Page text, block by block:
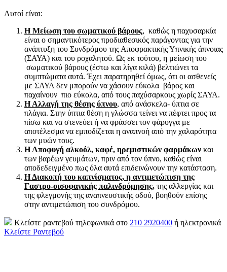
Αυτοί είναι:
Η Μείωση του σωματικού βάρους, καθώς η παχυσαρκία
είναι ο σημαντικότερος προδιαθεσικός παράγοντας για την
ανάπτυξη του Συνδρόμου της Αποφρακτικής Υπνικής άπνοιας
(ΣΑΥΑ) και του ροχαλητού. Ως εκ τούτου, η μείωση του
σωματικού βάρους (έστω και λίγα κιλά) βελτιώνει τα
συμπτώματα αυτά. Έχει παρατηρηθεί όμως, ότι οι ασθενείς
με ΣΑΥΑ δεν μπορούν να χάσουν εύκολα βάρος και
παχαίνουν πιο εύκολα, από τους παχύσαρκους χωρίς ΣΑΥΑ.
Η Αλλαγή της θέσης ύπνου, από ανάσκελα- ύπτια σε
πλάγια. Στην ύπτια θέση η γλώσσα τείνει να πέφτει προς τα
πίσω και να στενεύει ή να φράσσει τον φάρυγγα με
αποτέλεσμα να εμποδίζεται η αναπνοή από την χαλαρότητα
των μυών τους.
Η Αποφυγή αλκοόλ, καφέ, ηρεμιστικών φαρμάκων και
των βαρέων γευμάτων, πριν από τον ύπνο, καθώς είναι
αποδεδειγμένο πως όλα αυτά επιδεινώνουν την κατάσταση.
Η Διακοπή του καπνίσματος, η αντιμετώπιση της
Γαστρο-οισοφαγικής παλινδρόμησης, της αλλεργίας και
της φλεγμονής της αναπνευστικής οδού, βοηθούν επίσης
στην αντιμετώπιση του συνδρόμου.
Κλείστε ραντεβού τηλεφωνικά στο 210 2920400 ή ηλεκτρονικά
Κλείστε Ραντεβού